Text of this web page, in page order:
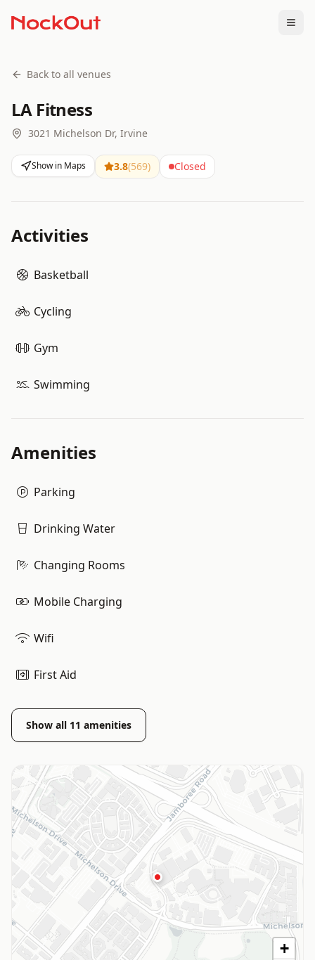
Back to all venues
LA Fitness
3021 Michelson Dr, Irvine
Show in Maps 3.8(569) Closed
Activities
Basketball
Cycling
Gym
Swimming
Amenities
Parking
Drinking Water
Changing Rooms
Mobile Charging
Wifi
First Aid
Show all 11 amenities
+